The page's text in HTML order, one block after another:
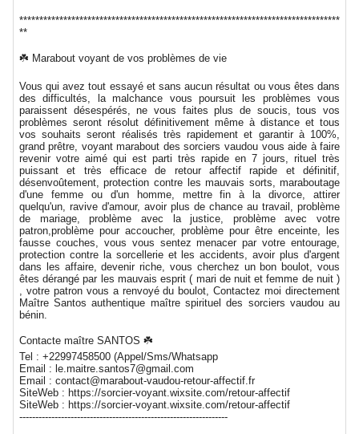
********************************************************************************
**
☘️ Marabout voyant de vos problèmes de vie
Vous qui avez tout essayé et sans aucun résultat ou vous êtes dans
des difficultés, la malchance vous poursuit les problèmes vous
paraissent désespérés, ne vous faites plus de soucis, tous vos
problèmes seront résolut définitivement même à distance et tous
vos souhaits seront réalisés très rapidement et garantir à 100%,
grand prêtre, voyant marabout des sorciers vaudou vous aide à faire
revenir votre aimé qui est parti très rapide en 7 jours, rituel très
puissant et très efficace de retour affectif rapide et définitif,
désenvoûtement, protection contre les mauvais sorts, maraboutage
d'une femme ou d'un homme, mettre fin à la divorce, attirer
quelqu'un, ravive d'amour, avoir plus de chance au travail, problème
de mariage, problème avec la justice, problème avec votre
patron,problème pour accoucher, problème pour être enceinte, les
fausse couches, vous vous sentez menacer par votre entourage,
protection contre la sorcellerie et les accidents, avoir plus d'argent
dans les affaire, devenir riche, vous cherchez un bon boulot, vous
êtes dérangé par les mauvais esprit ( mari de nuit et femme de nuit )
, votre patron vous a renvoyé du boulot, Contactez moi directement
Maître Santos authentique maître spirituel des sorciers vaudou au
bénin.
Contacte maître SANTOS ☘️
Tel : +22997458500 (Appel/Sms/Whatsapp
Email : le.maitre.santos7@gmail.com
Email : contact@marabout-vaudou-retour-affectif.fr
SiteWeb : https://sorcier-voyant.wixsite.com/retour-affectif
SiteWeb : https://sorcier-voyant.wixsite.com/retour-affectif
-----------------------------------------------------------------